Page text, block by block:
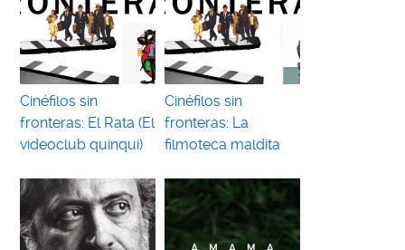
Cinéfilos sin
fronteras: El Rata (El
videoclub quinqui)
Cinéfilos sin
fronteras: La
filmoteca maldita